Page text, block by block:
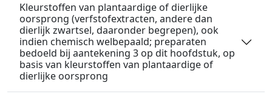
Kleurstoffen van plantaardige of dierlijke
oorsprong (verfstofextracten, andere dan
dierlijk zwartsel, daaronder begrepen), ook
indien chemisch welbepaald; preparaten
bedoeld bij aantekening 3 op dit hoofdstuk, op
basis van kleurstoffen van plantaardige of
dierlijke oorsprong